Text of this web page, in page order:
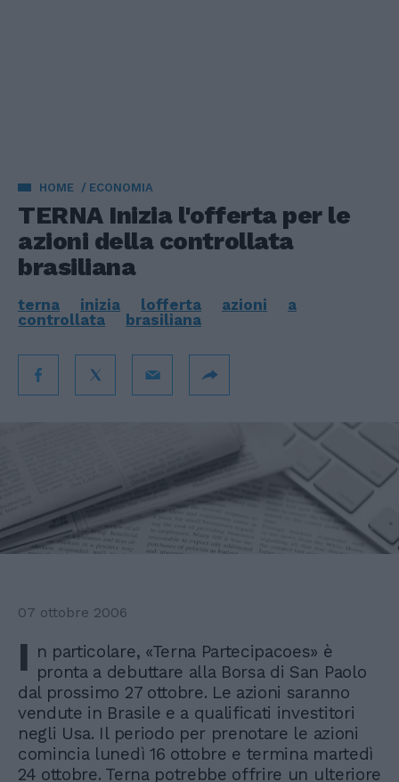
HOME ECONOMIA
TERNA Inizia l'offerta per le
azioni della controllata
brasiliana
terna inizia lofferta azioni
a
controllata
brasiliana
07 ottobre 2006
I n particolare, «Terna Partecipacoes» è
pronta a debuttare alla Borsa di San Paolo
dal prossimo 27 ottobre. Le azioni saranno
vendute in Brasile e a qualificati investitori
negli Usa. Il periodo per prenotare le azioni
comincia lunedì 16 ottobre e termina martedì
24 ottobre. Terna potrebbe offrire un ulteriore